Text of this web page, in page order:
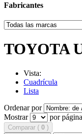
Fabricantes
TOYOTA
Vista:
Cuadrícula
Lista
Ordenar por
Mostrar
por página
Comparar ( 0 )